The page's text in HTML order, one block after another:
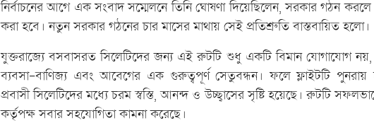
নির্বাচনের আগে এক সংবাদ সম্মেলনে তিনি ঘোষণা দিয়েছিলেন, সরকার গঠন
করা হবে। নতুন সরকার গঠনের চার মাসের মাথায় সেই প্রতিশ্রুতি বাস্তবায়িত হলো।
যুক্তরাজ্যে বসবাসরত সিলেটিদের জন্য এই রুটটি শুধু একটি বিমান যোগাযোগ
ব্যবসা-বাণিজ্য এবং আবেগের এক গুরুত্বপূর্ণ সেতুবন্ধন। ফলে ফ্লাইটটি পুনরায়
প্রবাসী সিলেটিদের মধ্যে চরম স্বস্তি, আনন্দ ও উচ্ছ্বাসের সৃষ্টি হয়েছে। রুটটি
কর্তৃপক্ষ সবার সহযোগিতা কামনা করেছে।